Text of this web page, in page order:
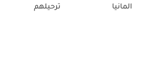
المانيا
ترحيلهم